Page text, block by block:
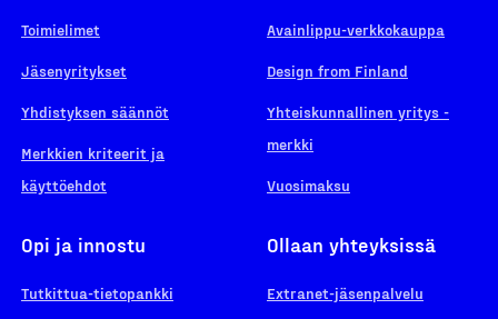
Toimielimet
Jäsenyritykset
Yhdistyksen säännöt
Merkkien kriteerit ja
käyttöehdot
Avainlippu-verkkokauppa
Design from Finland
Yhteiskunnallinen yritys -
merkki
Vuosimaksu
Opi ja innostu
Tutkittua-tietopankki
Ollaan yhteyksissä
Extranet-jäsenpalvelu